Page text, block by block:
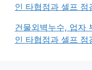
인 타협점과 셀프 점
건물외벽누수, 업자
인 타협점과 셀프 점